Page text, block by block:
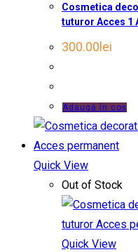
Cosmetica
tuturor Acces 1
300.00lei
Adaugă în coș
Quick View
Out of Stock
Quick View